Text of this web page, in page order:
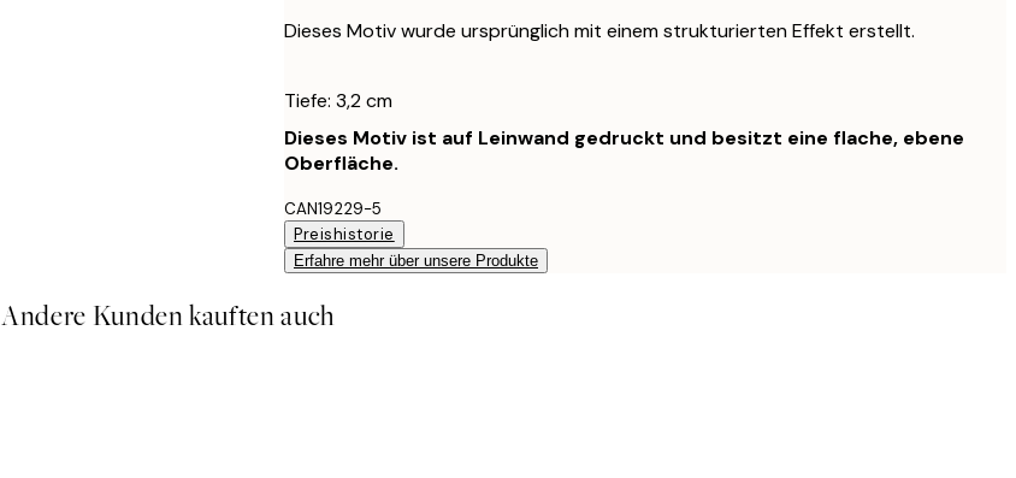
Dieses Motiv wurde ursprünglich mit einem strukturierten Effekt erstellt.
Tiefe: 3,2 cm
Dieses Motiv ist auf Leinwand gedruckt und besitzt eine flache, ebene
Oberfläche.
CAN19229-5
Preishistorie
Erfahre mehr über unsere Produkte
Andere Kunden kauften auch